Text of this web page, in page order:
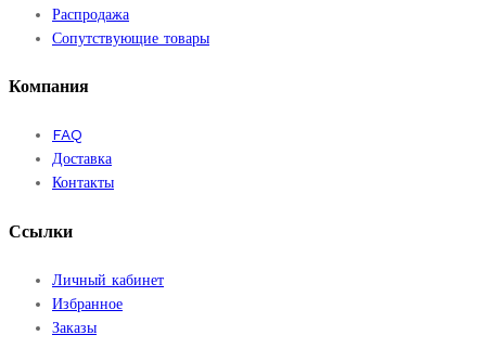
Распродажа
Сопутствующие товары
Компания
FAQ
Доставка
Контакты
Ссылки
Личный кабинет
Избранное
Заказы